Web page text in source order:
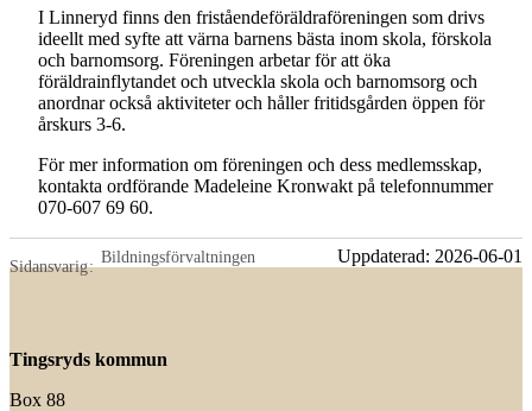
I Linneryd finns den friståendeföräldraföreningen som drivs
ideellt med syfte att värna barnens bästa inom skola, förskola
och barnomsorg. Föreningen arbetar för att öka
föräldrainflytandet och utveckla skola och barnomsorg och
anordnar också aktiviteter och håller fritidsgården öppen för
årskurs 3-6.
För mer information om föreningen och dess medlemsskap,
kontakta ordförande Madeleine Kronwakt på telefonnummer
070-607 69 60.
Bildningsförvaltningen
Sidansvarig
Uppdaterad: 2026-06-01
Tingsryds kommun
Box 88